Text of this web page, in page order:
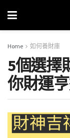
Home 如何養財庫
5個選擇
你財運